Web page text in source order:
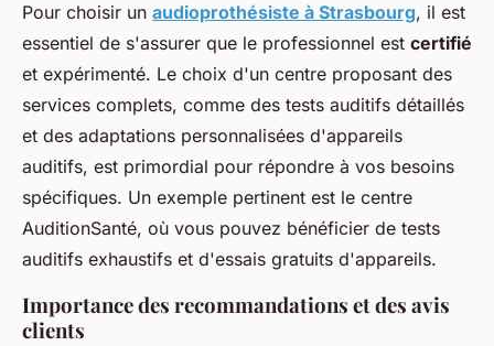
Pour choisir un audioprothésiste à Strasbourg, il est
essentiel de s'assurer que le professionnel est certifié
et expérimenté. Le choix d'un centre proposant des
services complets, comme des tests auditifs détaillés
et des adaptations personnalisées d'appareils
auditifs, est primordial pour répondre à vos besoins
spécifiques. Un exemple pertinent est le centre
AuditionSanté, où vous pouvez bénéficier de tests
auditifs exhaustifs et d'essais gratuits d'appareils.
Importance des recommandations et des avis
clients